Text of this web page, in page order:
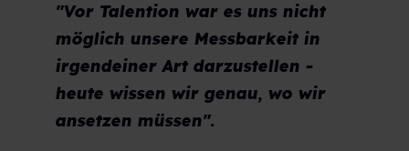
"Vor Talention war es uns nicht
möglich unsere Messbarkeit in
irgendeiner Art darzustellen -
heute wissen wir genau, wo wir
ansetzen müssen".